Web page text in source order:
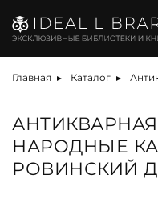
Главная Каталог
НАРОДНЫЕ
РОВИНСКИЙ Д.